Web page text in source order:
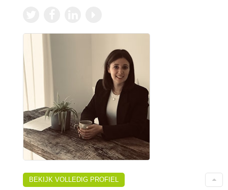
BEKIJK VOLLEDIG PROFIEL